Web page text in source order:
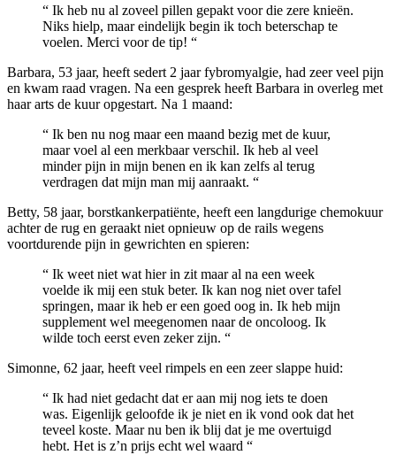
“ Ik heb nu al zoveel pillen gepakt voor die zere knieën.
Niks hielp, maar eindelijk begin ik toch beterschap te
voelen. Merci voor de tip! “
Barbara, 53 jaar, heeft sedert 2 jaar fybromyalgie, had zeer veel pijn
en kwam raad vragen. Na een gesprek heeft Barbara in overleg met
haar arts de kuur opgestart. Na 1 maand:
“ Ik ben nu nog maar een maand bezig met de kuur,
maar voel al een merkbaar verschil. Ik heb al veel
minder pijn in mijn benen en ik kan zelfs al terug
verdragen dat mijn man mij aanraakt. “
Betty, 58 jaar, borstkankerpatiënte, heeft een langdurige chemokuur
achter de rug en geraakt niet opnieuw op de rails wegens
voortdurende pijn in gewrichten en spieren:
“ Ik weet niet wat hier in zit maar al na een week
voelde ik mij een stuk beter. Ik kan nog niet over tafel
springen, maar ik heb er een goed oog in. Ik heb mijn
supplement wel meegenomen naar de oncoloog. Ik
wilde toch eerst even zeker zijn. “
Simonne, 62 jaar, heeft veel rimpels en een zeer slappe huid:
“ Ik had niet gedacht dat er aan mij nog iets te doen
was. Eigenlijk geloofde ik je niet en ik vond ook dat het
teveel koste. Maar nu ben ik blij dat je me overtuigd
hebt. Het is z’n prijs echt wel waard “